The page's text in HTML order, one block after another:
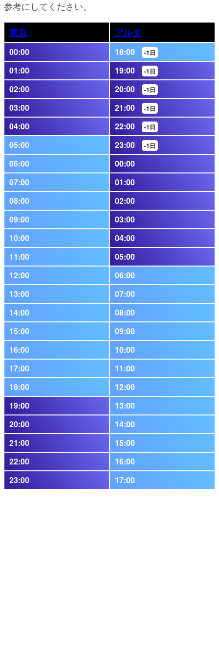
参考にしてください。
東京 アルタ
00:00 18:00 -1日
01:00 19:00 -1日
02:00 20:00 -1日
03:00 21:00 -1日
04:00 22:00 -1日
05:00 23:00 -1日
06:00
00:00
07:00
01:00
08:00
02:00
09:00
03:00
10:00
04:00
11:00
05:00
12:00
06:00
13:00
07:00
14:00
08:00
15:00
09:00
16:00
10:00
17:00
11:00
18:00
12:00
19:00
13:00
20:00
14:00
21:00
15:00
22:00
16:00
23:00
17:00